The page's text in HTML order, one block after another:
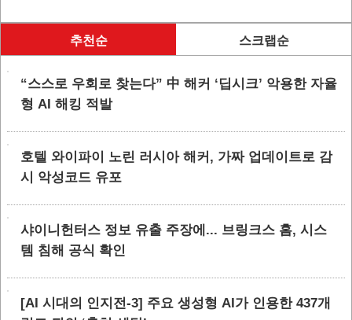
추천순 스크랩순
“스스로 우회로 찾는다” 中 해커 ‘딥시크’ 악용한 자율
형 AI 해킹 적발
호텔 와이파이 노린 러시아 해커, 가짜 업데이트로 감
시 악성코드 유포
샤이니헌터스 정보 유출 주장에... 브링크스 홈, 시스
템 침해 공식 확인
[AI 시대의 인지전-3] 주요 생성형 AI가 인용한 437개